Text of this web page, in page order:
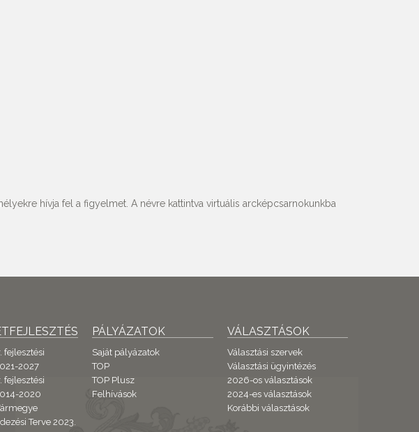
hívja fel a figyelmet. A névre kattintva virtuális arcképcsarnokunkba
fejlesztési
2027
fejlesztési
2020
Terve 2023.
PÁLYÁZATOK
Saját pályázatok
TOP
TOP Plusz
Felhívások
VÁLASZTÁSOK
Választási szervek
Választási ügyintézés
2026-os választások
2024-es választások
Korábbi választások